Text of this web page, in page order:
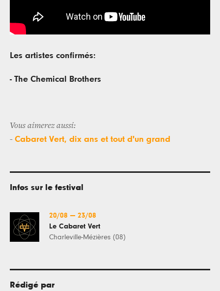
Les artistes confirmés:
- The Chemical Brothers
Vous aimerez aussi:
- Cabaret Vert, dix ans et tout d'un grand
Infos sur le festival
20/08 — 23/08
Le Cabaret Vert
Charleville-Mézières (08)
Rédigé par